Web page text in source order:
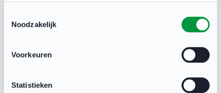
Noodzakelijk
Voorkeuren
Statistieken
Deel deze pagina